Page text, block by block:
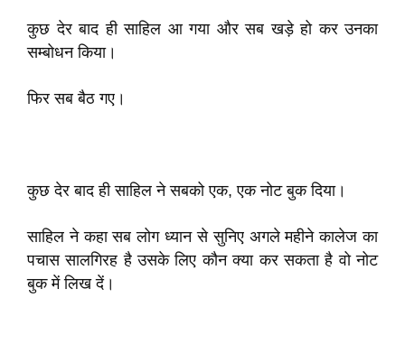
कुछ देर बाद ही साहिल आ गया और सब खड़े हो कर उनका
सम्बोधन किया।
फिर सब बैठ गए।
कुछ देर बाद ही साहिल ने सबको एक, एक नोट बुक दिया।
साहिल ने कहा सब लोग ध्यान से सुनिए अगले महीने कालेज का
पचास सालगिरह है उसके लिए कौन क्या कर सकता है वो नोट
बुक में लिख दें।